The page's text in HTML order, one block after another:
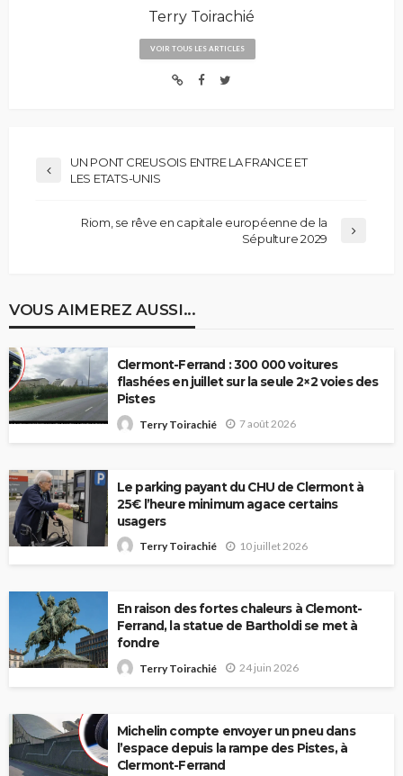
Terry Toirachié
VOIR TOUS LES ARTICLES
UN PONT CREUSOIS ENTRE LA FRANCE ET
LES ETATS-UNIS
Riom, se rêve en capitale européenne de la
Sépulture 2029
VOUS AIMEREZ AUSSI...
Clermont-Ferrand : 300 000 voitures
flashées en juillet sur la seule 2×2 voies des
Pistes
Terry Toirachié 7 août 2026
Le parking payant du CHU de Clermont à
25€ l’heure minimum agace certains
usagers
Terry Toirachié 10 juillet 2026
En raison des fortes chaleurs à Clemont-
Ferrand, la statue de Bartholdi se met à
fondre
Terry Toirachié 24 juin 2026
Michelin compte envoyer un pneu dans
l’espace depuis la rampe des Pistes, à
Clermont-Ferrand